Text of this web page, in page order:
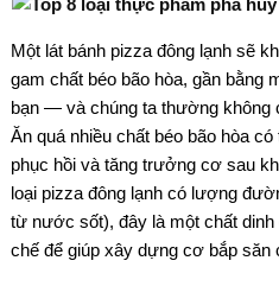
Một lát bánh pizza đông lạnh sẽ
gam chất béo bão hòa, gần bằng
bạn — và chúng ta thường không
Ăn quá nhiều chất béo bão hòa
phục hồi và tăng trưởng cơ sau
loại pizza đông lạnh có lượng
từ nước sốt), đây là một chất
chế để giúp xây dựng cơ bắp săn